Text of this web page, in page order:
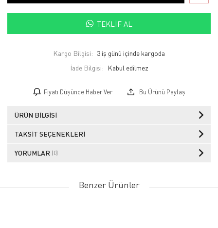
TEKLIF AL
Kargo Bilgisi: 3 iş günü içinde kargoda
İade Bilgisi:
Fiyatı Düşünce Haber Ver Bu Ürünü Paylaş
ÜRÜN BILGISI
TAKSIT SEÇENEKLERI
YORUMLAR (0)
Benzer Ürünler